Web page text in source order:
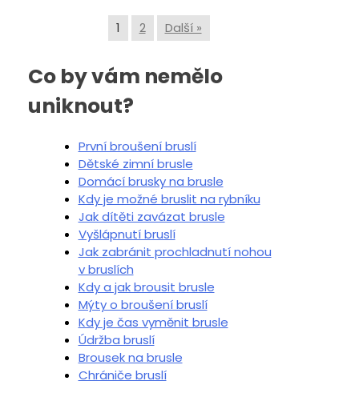
1 2 Další »
Co by vám nemělo
uniknout?
První broušení bruslí
Dětské zimní brusle
Domácí brusky na brusle
Kdy je možné bruslit na rybníku
Jak dítěti zavázat brusle
Vyšlápnutí bruslí
Jak zabránit prochladnutí nohou
v bruslích
Kdy a jak brousit brusle
Mýty o broušení bruslí
Kdy je čas vyměnit brusle
Údržba bruslí
Brousek na brusle
Chrániče bruslí